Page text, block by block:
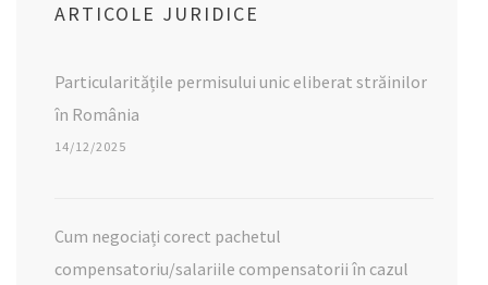
ARTICOLE JURIDICE
Particularitățile permisului unic eliberat străinilor
în România
14/12/2025
Cum negociați corect pachetul
compensatoriu/salariile compensatorii în cazul